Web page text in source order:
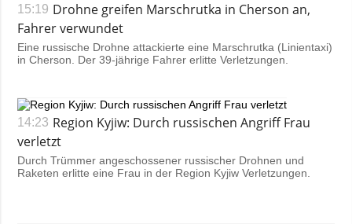
15:19 Drohne greifen Marschrutka in Cherson an,
Fahrer verwundet
Eine russische Drohne attackierte eine Marschrutka (Linientaxi)
in Cherson. Der 39-jährige Fahrer erlitte Verletzungen.
14:23 Region Kyjiw: Durch russischen Angriff Frau
verletzt
Durch Trümmer angeschossener russischer Drohnen und
Raketen erlitte eine Frau in der Region Kyjiw Verletzungen.